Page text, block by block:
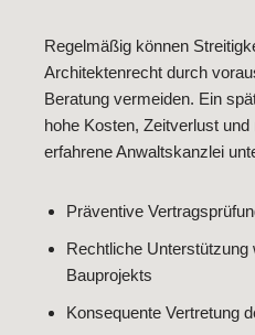
Regelmäßig können
Architektenrecht durch
Beratung vermeiden. Ein
hohe Kosten, Zeitverlust
erfahrene Anwaltskanzlei
Präventive
Rechtliche
Bauprojekts
Konsequente Vertretung